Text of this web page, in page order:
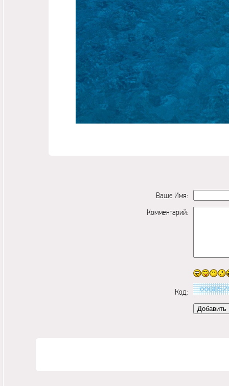
Ваше Имя:
Комментарий:
Код: